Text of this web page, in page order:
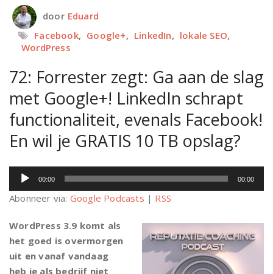
door Eduard
Facebook, Google+, LinkedIn, lokale SEO,
WordPress
72: Forrester zegt: Ga aan de slag
met Google+! LinkedIn schrapt
functionaliteit, evenals Facebook!
En wil je GRATIS 10 TB opslag?
Audiospeler
00:00 00:00
Abonneer via: Google Podcasts | RSS
WordPress 3.9 komt als
het goed is overmorgen
uit en vanaf vandaag
heb je als bedrijf niet